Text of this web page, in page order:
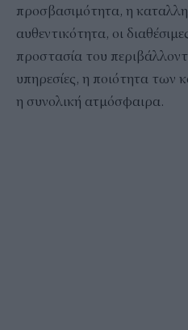
προσβασιμότητα, η
αυθεντικότητα, οι
προστασία του
υπηρεσίες, η ποιότητα των
η συνολική ατμόσφαιρα.